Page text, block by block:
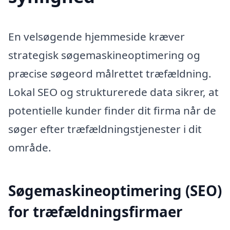
En velsøgende hjemmeside kræver
strategisk søgemaskineoptimering og
præcise søgeord målrettet træfældning.
Lokal SEO og strukturerede data sikrer, at
potentielle kunder finder dit firma når de
søger efter træfældningstjenester i dit
område.
Søgemaskineoptimering (SEO)
for træfældningsfirmaer